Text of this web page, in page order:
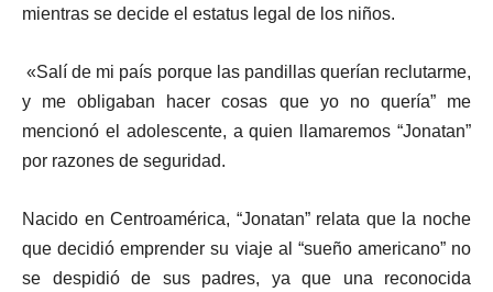
mientras se decide el estatus legal de los niños.
«Salí de mi país porque las pandillas querían reclutarme,
y me obligaban hacer cosas que yo no quería” me
mencionó el adolescente, a quien llamaremos “Jonatan”
por razones de seguridad.
Nacido en Centroamérica, “Jonatan” relata que la noche
que decidió emprender su viaje al “sueño americano” no
se despidió de sus padres, ya que una reconocida